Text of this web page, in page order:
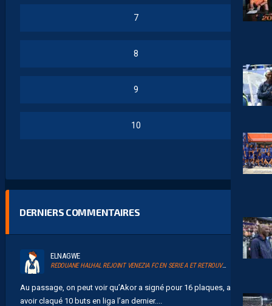
7
8
9
10
DERNIERS COMMENTAIRES
ELNAGWE
REDOUANE HALHAL REJOINT VENEZIA FC EN SERIE A ET RETROUVERA AKOR ADAMS
Au passage, on peut voir qu’Akor a signé pour 16 plaques, après
avoir claqué 10 buts en liga l’an dernier....